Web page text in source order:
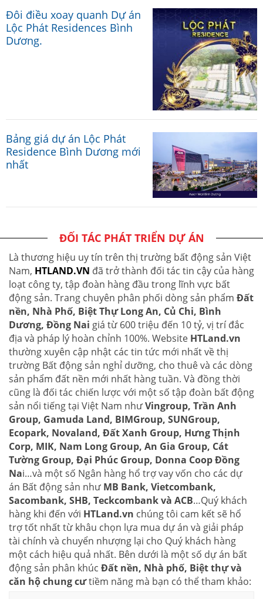
Đôi điều xoay quanh Dự án
Lộc Phát Residences Bình
Dương.
Bảng giá dự án Lộc Phát
Residence Bình Dương mới
nhất
ĐỐI TÁC PHÁT TRIỂN DỰ ÁN
Là thương hiệu uy tín trên thị trường bất động sản Việt
Nam, HTLAND.VN đã trở thành đối tác tin cậy của hàng
loạt công ty, tập đoàn hàng đầu trong lĩnh vực bất
động sản. Trang chuyên phân phối dòng sản phẩm Đất
nền, Nhà Phố, Biệt Thự Long An, Củ Chi, Bình
Dương, Đồng Nai giá từ 600 triệu đến 10 tỷ, vị trí đắc
địa và pháp lý hoàn chỉnh 100%. Website HTLand.vn
thường xuyên cập nhật các tin tức mới nhất về thị
trường Bất động sản nghỉ dưỡng, cho thuê và các dòng
sản phẩm đất nền mới nhất hàng tuần. Và đồng thời
cũng là đối tác chiến lược với một số tập đoàn bất động
sản nổi tiếng tại Việt Nam nhưVingroup, Trần Anh
Group, Gamuda Land, BIMGroup, SUNGroup,
Ecopark, Novaland, Đất Xanh Group, Hưng Thịnh
Corp, MIK, Nam Long Group, An Gia Group, Cát
Tường Group, Đại Phúc Group, Donna Coop Đồng
Nai…và một số Ngân hàng hổ trợ vay vốn cho các dự
án Bất động sản như MB Bank, Vietcombank,
Sacombank, SHB, Teckcombank và ACB…Quý khách
hàng khi đến với HTLand.vn chúng tôi cam kết sẽ hổ
trợ tốt nhất từ khâu chọn lựa mua dự án và giải pháp
tài chính và chuyển nhượng lại cho Quý khách hàng
một cách hiệu quả nhất. Bên dưới là một số dự án bất
động sản phân khúc Đất nền, Nhà phố, Biệt thự và
căn hộ chung cưtiềm năng mà bạn có thể tham khảo: